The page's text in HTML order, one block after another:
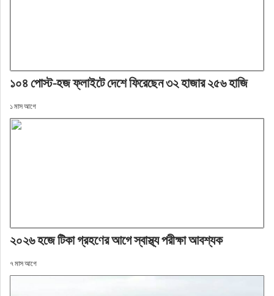
১০৪ পোস্ট-হজ ফ্লাইটে দেশে ফিরেছেন ৩২ হাজার ২৫৬ হাজি
১ মাস আগে
২০২৬ হজে টিকা গ্রহণের আগে স্বাস্থ্য পরীক্ষা আবশ্যক
৭ মাস আগে